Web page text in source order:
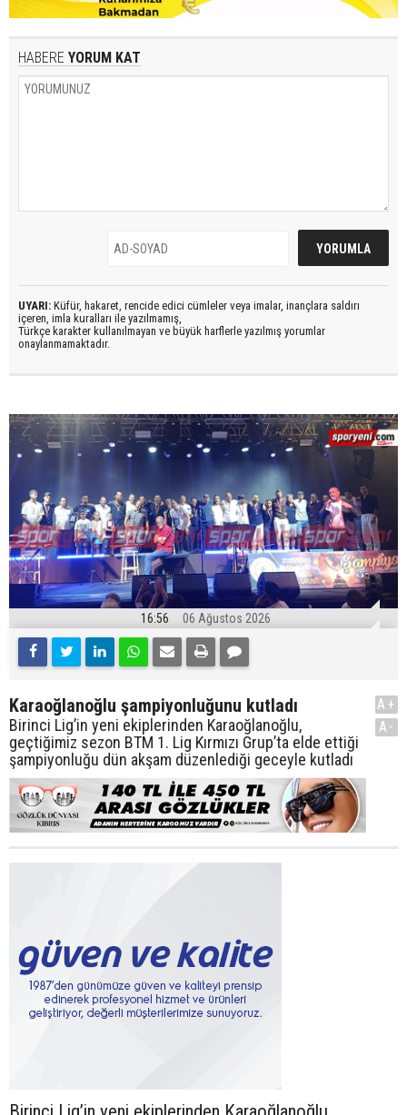
HABERE YORUM KAT
UYARI: Küfür, hakaret, rencide edici cümleler veya imalar, inançlara saldırı
içeren, imla kuralları ile yazılmamış,
Türkçe karakter kullanılmayan ve büyük harflerle yazılmış yorumlar
onaylanmamaktadır.
16:56 06 Ağustos 2026
Karaoğlanoğlu şampiyonluğunu kutladı
Birinci Lig’in yeni ekiplerinden Karaoğlanoğlu,
geçtiğimiz sezon BTM 1. Lig Kırmızı Grup’ta elde ettiği
şampiyonluğu dün akşam düzenlediği geceyle kutladı
A+
A-